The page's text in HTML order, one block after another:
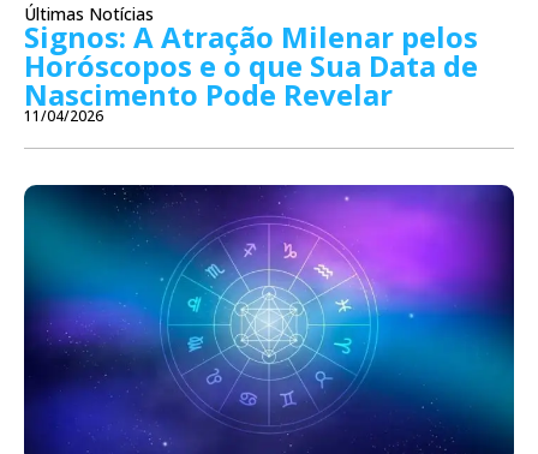
Últimas Notícias
Signos: A Atração Milenar pelos
Horóscopos e o que Sua Data de
Nascimento Pode Revelar
11/04/2026